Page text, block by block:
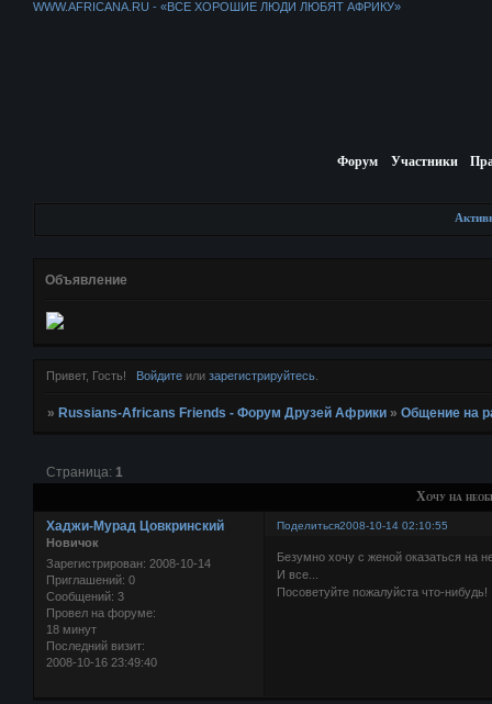
WWW.AFRICANA.RU - «ВСЕ ХОРОШИЕ ЛЮДИ ЛЮБЯТ АФРИКУ»
Форум Участники
Объявление
Привет, Гость! Войдитеили зарегистрируйтесь.
» Russians-Africans Friends - Форум Друзей Африки »Общение на
Хочу на
Страница: 1
Поделиться2008-10-14 02:10:55
Хаджи-Мурад Цовкринский
Новичок
Зарегистрирован: 2008-10-14
Приглашений: 0
Сообщений: 3
Провел на форуме:
18 минут
Последний визит:
2008-10-16 23:49:40
Безумно хочу с женой оказаться на
И все...
Посоветуйте пожалуйста что-нибудь!